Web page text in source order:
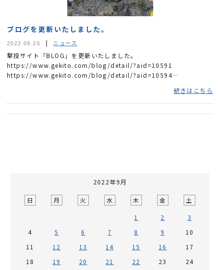
ブログを更新いたしました。
2022.09.26 ニュース
撃投サイト「BLOG」を更新いたしました。
https://www.gekito.com/blog/detail/?aid=10591
https://www.gekito.com/blog/detail/?aid=10594
続きはこちら
2022年9月
日 月 火 水 木 金 土
1 2
3
4
5 6 7 8 9
10
11
12 13 14 15 16
17
18
19 20 21 22 23
24